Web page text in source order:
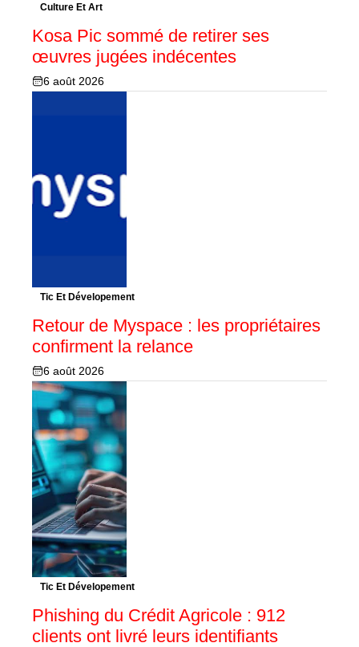
Culture Et Art
Kosa Pic sommé de retirer ses
œuvres jugées indécentes
6 août 2026
Tic Et Dévelopement
Retour de Myspace : les propriétaires
confirment la relance
6 août 2026
Tic Et Dévelopement
Phishing du Crédit Agricole : 912
clients ont livré leurs identifiants